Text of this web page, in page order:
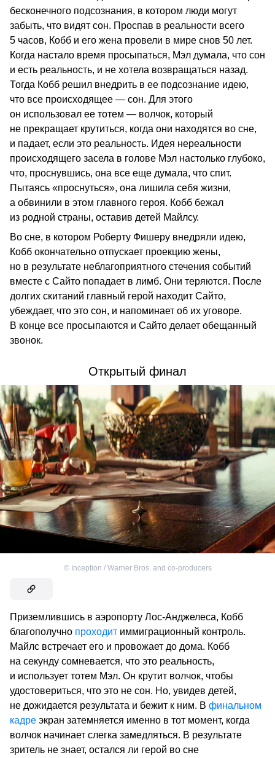
бесконечного подсознания, в котором люди могут
забыть, что видят сон. Проспав в реальности всего
5 часов, Кобб и его жена провели в мире снов 50 лет.
Когда настало время просыпаться, Мэл думала, что сон
и есть реальность, и не хотела возвращаться назад.
Тогда Кобб решил внедрить в ее подсознание идею,
что все происходящее — сон. Для этого
он использовал ее тотем — волчок, который
не прекращает крутиться, когда они находятся во сне,
и падает, если это реальность. Идея нереальности
происходящего засела в голове Мэл настолько глубоко,
что, проснувшись, она все еще думала, что спит.
Пытаясь «проснуться», она лишила себя жизни,
а обвинили в этом главного героя. Кобб бежал
из родной страны, оставив детей Майлсу.
Во сне, в котором Роберту Фишеру внедряли идею,
Кобб окончательно отпускает проекцию жены,
но в результате неблагоприятного стечения событий
вместе с Сайто попадает в лимб. Они теряются. После
долгих скитаний главный герой находит Сайто,
убеждает, что это сон, и напоминает об их уговоре.
В конце все просыпаются и Сайто делает обещанный
звонок.
Открытый финал
© Inception / Warner Bros. and co-producers
Приземлившись в аэропорту Лос-Анджелеса, Кобб
благополучно проходит иммиграционный контроль.
Майлс встречает его и провожает до дома. Кобб
на секунду сомневается, что это реальность,
и использует тотем Мэл. Он крутит волчок, чтобы
удостовериться, что это не сон. Но, увидев детей,
не дожидается результата и бежит к ним. В финальном
кадре экран затемняется именно в тот момент, когда
волчок начинает слегка замедляться. В результате
зритель не знает, остался ли герой во сне